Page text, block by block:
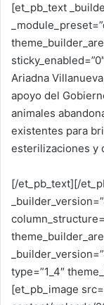
[et_pb_text
Ariadna
apoyo del
animales
existentes para
esterilizaciones y
[/et_pb_text][/
type=”1_4″
[et_pb_image